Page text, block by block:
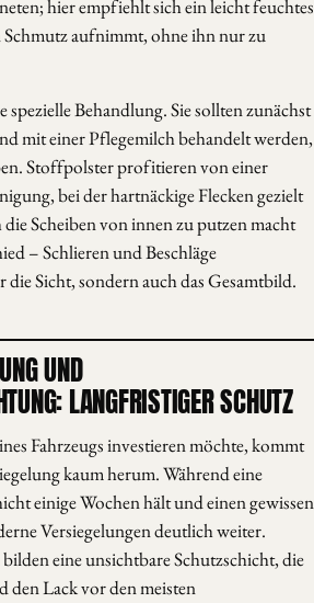
hier empfiehlt sich ein leicht feuchtes
aufnimmt, ohne ihn nur zu
spezielle Behandlung. Sie sollten zunächst
mit einer Pflegemilch behandelt werden,
Stoffpolster profitieren von einer
bei der hartnäckige Flecken gezielt
Scheiben von innen zu putzen macht
– Schlieren und Beschläge
Sicht, sondern auch das Gesamtbild.
UND
LANGFRISTIGER SCHUTZ
Fahrzeugs investieren möchte, kommt
kaum herum. Während eine
einige Wochen hält und einen gewissen
Versiegelungen deutlich weiter.
eine unsichtbare Schutzschicht, die
den Lack vor den meisten